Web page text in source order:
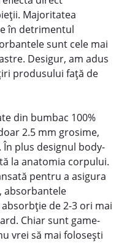
Majoritatea
în detrimentul
sunt cele mai
Desigur, am adus
produsului față de
din bumbac 100%
2.5 mm grosime,
plus designul body-
la anatomia corpului.
pentru a asigura
absorbantele
absorbție de 2-3 ori mai
Chiar sunt game-
vrei să mai folosești